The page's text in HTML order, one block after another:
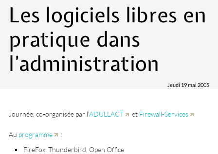
Les logiciels libres en
pratique dans
l’administration
Jeudi 19 mai 2005
Journée, co-organisée par l’ADULLACT et Firewall-Services
Au programme
:
FireFox, Thunderbird, Open Office